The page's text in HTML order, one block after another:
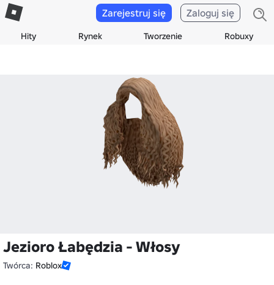
Hity Rynek Tworzenie Robuxy
Zarejestruj się Zaloguj się
Jezioro Łabędzia - Włosy
Twórca: Roblox